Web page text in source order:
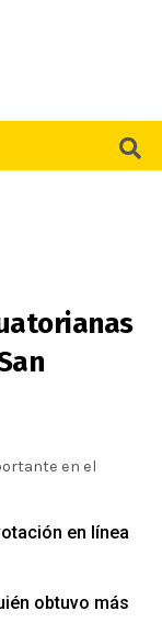
en el
en línea
obtuvo más